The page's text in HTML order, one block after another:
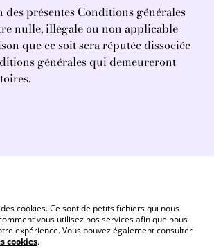
présentes Conditions générales
nulle, illégale ou non applicable
que ce soit sera réputée dissociée
générales qui demeureront
cookies. Ce sont de petits fichiers qui nous
vous utilisez nos services afin que nous
expérience. Vous pouvez également consulter
cookies.